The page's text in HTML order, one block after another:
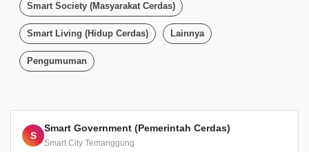
Smart Society (Masyarakat Cerdas)
Smart Living (Hidup Cerdas) Lainnya
Pengumuman
S
Smart Government (Pemerintah Cerdas)
Smart City Temanggung